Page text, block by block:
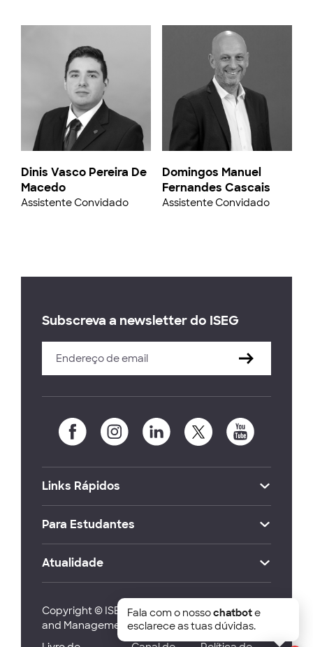
Dinis Vasco Pereira De
Macedo
Assistente Convidado
Domingos Manuel
Fernandes Cascais
Assistente Convidado
Subscreva a newsletter do ISEG
Links Rápidos
Para Estudantes
Atualidade
Copyright © ISEG Lisbon School of Economics
and Management 2026
Fala com o nossochatbote
esclarece as tuas dúvidas.